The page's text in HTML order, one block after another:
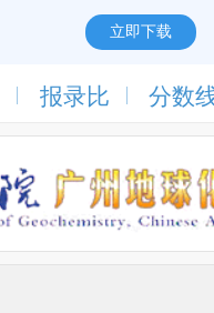
立即下载
报录比 分数